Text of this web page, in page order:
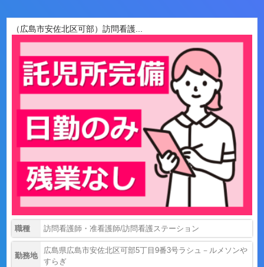
（広島市安佐北区可部）訪問看護...
職種 訪問看護師・准看護師/訪問看護ステーション
勤務地
広島県広島市安佐北区可部5丁目9番3号ラシュ－ルメソンや
すらぎ